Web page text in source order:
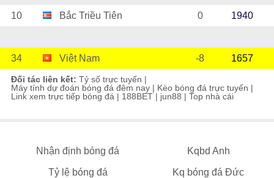
10 Bắc Triều Tiên 0 1940
34 Việt Nam -8 1657
Đối tác liên kết: Tỷ số trực tuyến |
Máy tính dự đoán bóng đá đêm nay | Kèo bóng đá trực tuyến |
Link xem trực tiếp bóng đá | 188BET | jun88 | Top nhà cái
Nhận định bóng đá Kqbd Anh
Tỷ lệ bóng đá Kq bóng đá Đức